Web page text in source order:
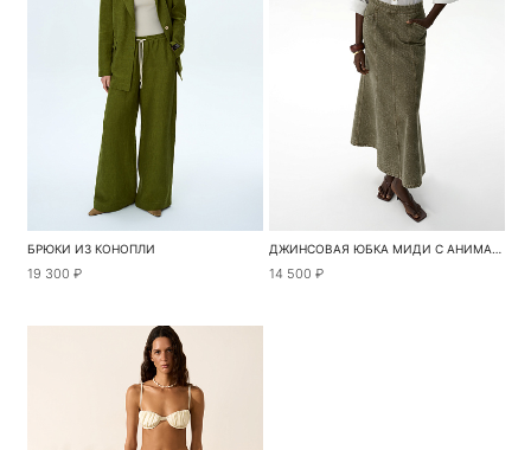
БРЮКИ ИЗ КОНОПЛИ
19 300 ₽
ДЖИНСОВАЯ ЮБКА МИДИ С АНИМАЛИСТИЧНЫМ ПРИНТОМ
14 500 ₽